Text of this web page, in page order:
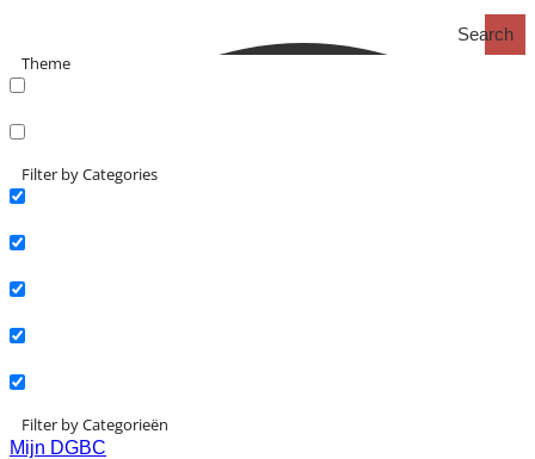
Search
Theme
Filter by Categories
Filter by Categorieën
Mijn DGBC